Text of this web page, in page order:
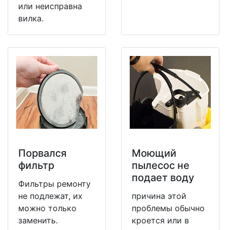
или неисправна
вилка.
Порвался
фильтр
Фильтры ремонту
не подлежат, их
можно только
заменить.
Моющий
пылесос не
подает воду
причина этой
проблемы обычно
кроется или в